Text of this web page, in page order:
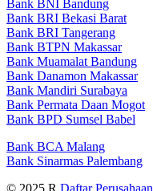
Bank BNI Bandung
Bank BRI Bekasi Barat
Bank BRI Tangerang
Bank BTPN Makassar
Bank Muamalat Bandung
Bank Danamon Makassar
Bank Mandiri Surabaya
Bank Permata Daan Mogot
Bank BPD Sumsel Babel
Bank BCA Malang
Bank Sinarmas Palembang
© 2025 R Daftar Perusahaan